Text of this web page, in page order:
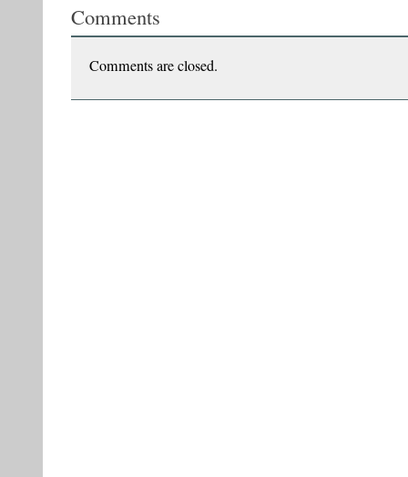
Comments
Comments are closed.